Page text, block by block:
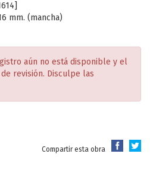
mm. (mancha)
aún no está disponible y el
revisión. Disculpe las
Compartir esta obra